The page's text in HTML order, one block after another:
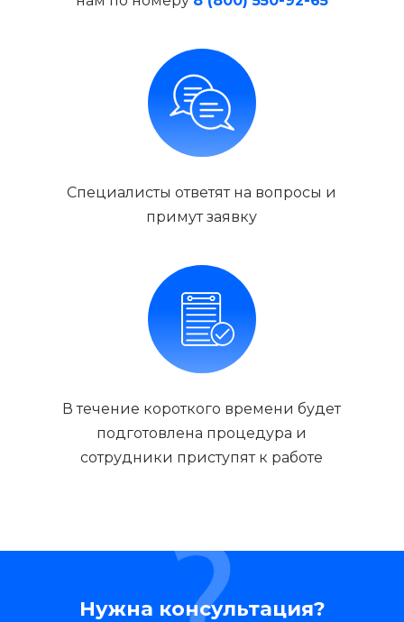
Специалисты ответят на вопросы и
примут заявку
В течение короткого времени будет
подготовлена процедура и
сотрудники приступят к работе
Нужна консультация?